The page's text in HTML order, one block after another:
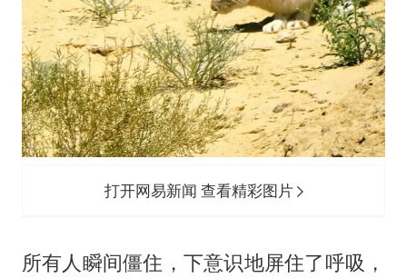
打开网易新闻 查看精彩图片
所有人瞬间僵住，下意识地屏住了呼吸，